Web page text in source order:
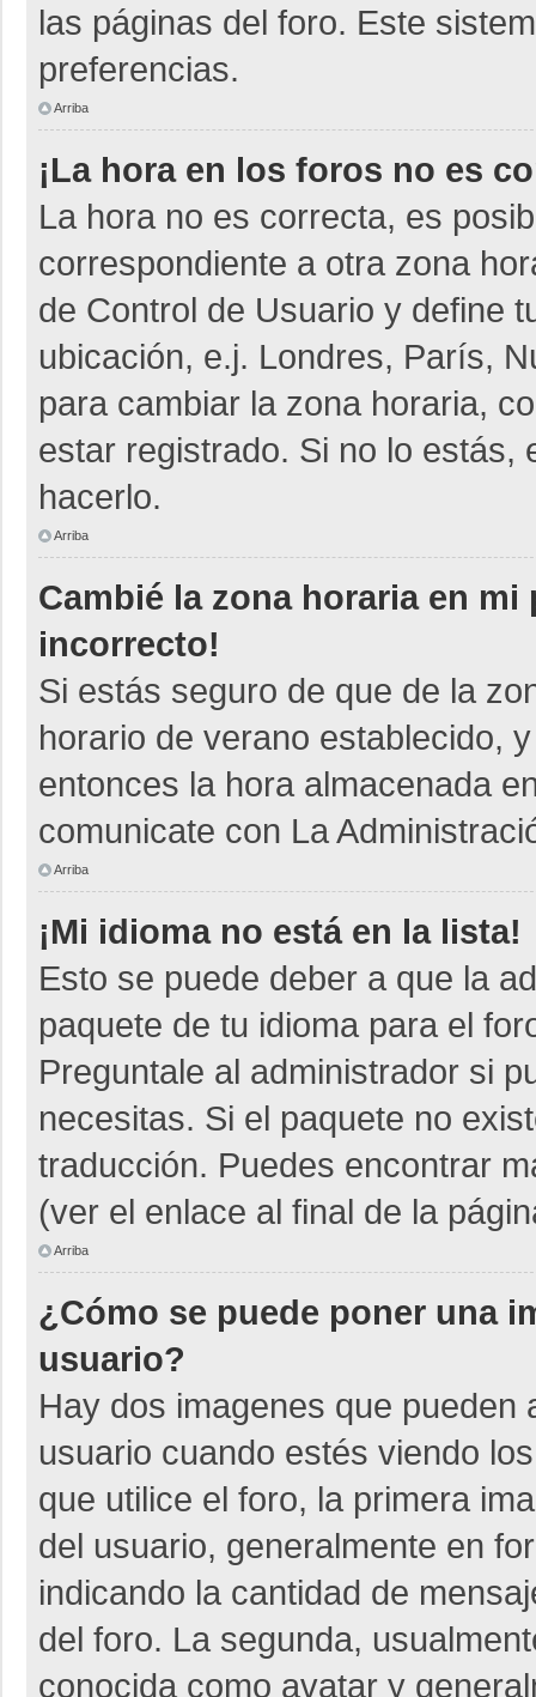
las páginas del foro. Este
preferencias.
Arriba
¡La hora en los foros no es
La hora no es correcta, es
correspondiente a otra zona
de Control de Usuario y define
ubicación, e.j. Londres, París,
para cambiar la zona horaria,
estar registrado. Si no lo estás,
hacerlo.
Arriba
Cambié la zona horaria en
incorrecto!
Si estás seguro de que de la
horario de verano establecido,
entonces la hora almacenada
comunicate con La
Arriba
¡Mi idioma no está en la lista!
Esto se puede deber a que la
paquete de tu idioma para el
Preguntale al administrador si
necesitas. Si el paquete no
traducción. Puedes encontrar
(ver el enlace al final de la
Arriba
¿Cómo se puede poner una
usuario?
Hay dos imagenes que
usuario cuando estés viendo
que utilice el foro, la primera
del usuario, generalmente en
indicando la cantidad de
del foro. La segunda,
conocida como avatar y